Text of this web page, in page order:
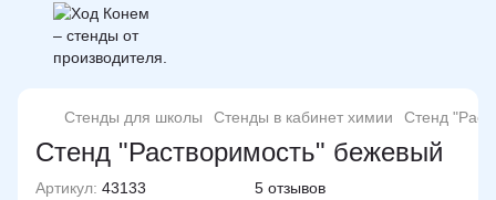
Стенды для школы Стенды в кабинет химии Стенд
Стенд "Растворимость" бежевый
Артикул: 43133 5 отзывов